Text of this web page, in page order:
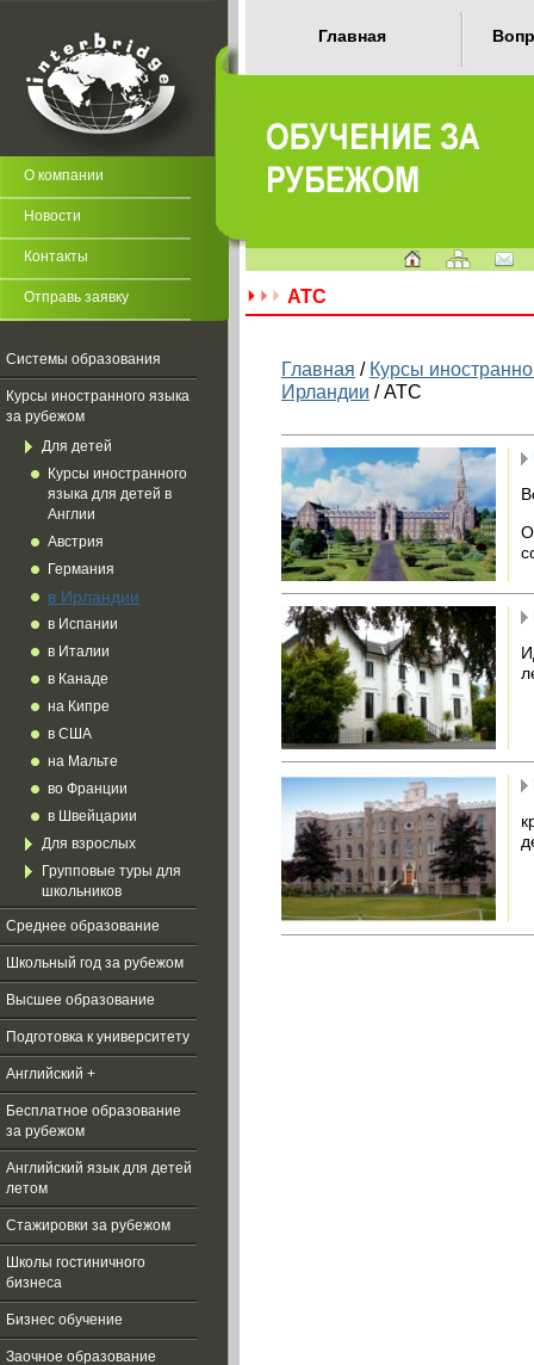
О компании
Новости
Контакты
Отправь заявку
Системы образования
Курсы иностранного языка
за рубежом
Для детей
Курсы иностранного
языка для детей в
Англии
Австрия
Германия
в Ирландии
в Испании
в Италии
в Канаде
на Кипре
в США
на Мальте
во Франции
в Швейцарии
Для взрослых
Групповые туры для
школьников
Среднее образование
Школьный год за рубежом
Высшее образование
Подготовка к университету
Английский +
Бесплатное образование
за рубежом
Aнглийский язык для детей
летом
Стажировки за рубежом
Школы гостиничного
бизнеса
Бизнес обучение
Заочное образование
Главная
ATC
Главная / Курсы
Ирландии / ATC